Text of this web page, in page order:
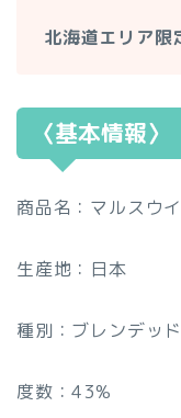
北海道エリア
〈基本情報〉
商品名：マルスウ
生産地：日本
種別：ブレンデッ
度数：43%